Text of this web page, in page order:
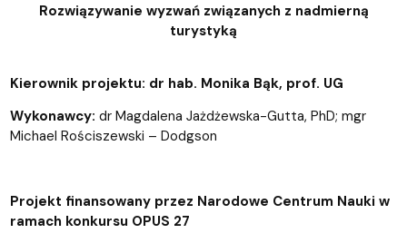
Rozwiązywanie wyzwań związanych z nadmierną
turystyką
Kierownik projektu: dr hab. Monika Bąk, prof. UG
Wykonawcy: dr Magdalena Jażdżewska-Gutta, PhD; mgr
Michael Rościszewski – Dodgson
Projekt finansowany przez Narodowe Centrum Nauki w
ramach konkursu OPUS 27